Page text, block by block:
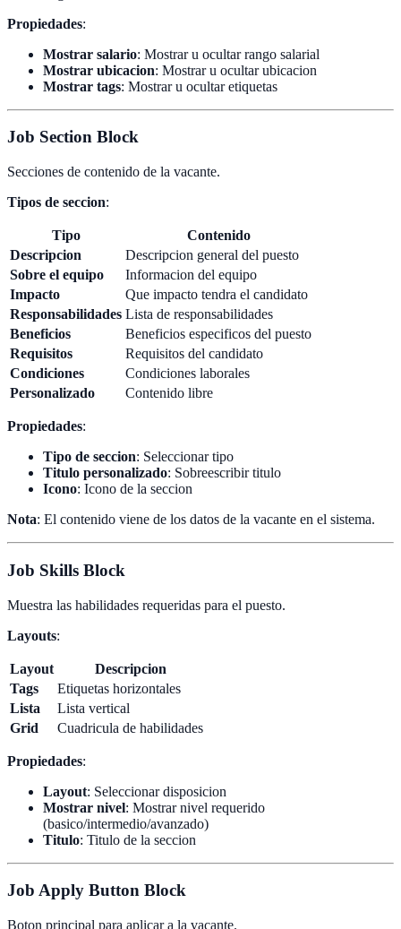
Propiedades:
Mostrar salario: Mostrar u ocultar rango salarial
Mostrar ubicacion: Mostrar u ocultar ubicacion
Mostrar tags: Mostrar u ocultar etiquetas
Job Section Block
Secciones de contenido de la vacante.
Tipos de seccion:
Tipo
Contenido
Descripcion
Descripcion general del puesto
Sobre el equipo
Informacion del equipo
Impacto
Que impacto tendra el candidato
Responsabilidades Lista de responsabilidades
Beneficios
Beneficios especificos del puesto
Requisitos
Requisitos del candidato
Condiciones
Condiciones laborales
Personalizado
Contenido libre
Propiedades:
Tipo de seccion: Seleccionar tipo
Titulo personalizado: Sobreescribir titulo
Icono: Icono de la seccion
Nota: El contenido viene de los datos de la vacante en el sistema.
Job Skills Block
Muestra las habilidades requeridas para el puesto.
Layouts:
Layout
Descripcion
Tags
Etiquetas horizontales
Lista
Lista vertical
Grid
Cuadricula de habilidades
Propiedades:
Layout: Seleccionar disposicion
Mostrar nivel: Mostrar nivel requerido
(basico/intermedio/avanzado)
Titulo: Titulo de la seccion
Job Apply Button Block
Boton principal para aplicar a la vacante.